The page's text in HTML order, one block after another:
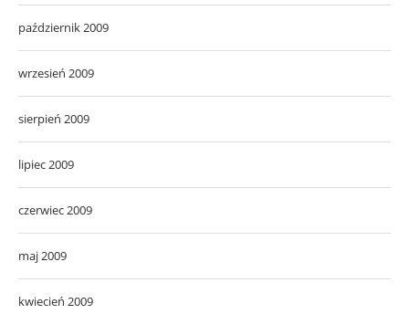
październik 2009
wrzesień 2009
sierpień 2009
lipiec 2009
czerwiec 2009
maj 2009
kwiecień 2009